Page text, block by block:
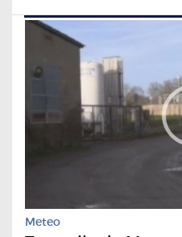
Meteo